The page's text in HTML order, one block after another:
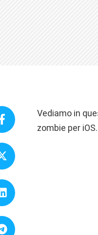
Vediamo in
zombie per iOS.